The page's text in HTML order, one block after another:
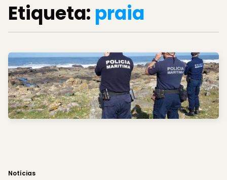
Etiqueta: praia
Notícias